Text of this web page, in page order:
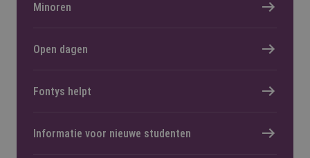
Minoren
Open dagen
Fontys helpt
Informatie voor nieuwe studenten